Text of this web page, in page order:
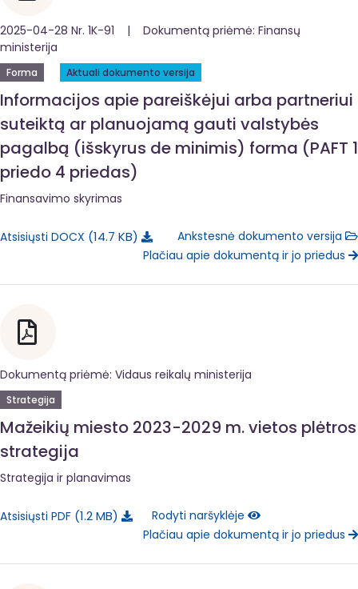
2025-04-28 Nr. 1K-91 | Dokumentą priėmė: Finansų
ministerija
Forma Aktuali dokumento versija
Informacijos apie pareiškėjui arba partneriui
suteiktą ar planuojamą gauti valstybės
pagalbą (išskyrus de minimis) forma (PAFT 1
priedo 4 priedas)
Finansavimo skyrimas
Atsisiųsti DOCX 14.7 KB
Ankstesnė dokumento versija
Plačiau apie dokumentą ir jo priedus
Dokumentą priėmė: Vidaus reikalų ministerija
Strategija
Mažeikių miesto 2023-2029 m. vietos plėtros
strategija
Strategija ir planavimas
Atsisiųsti PDF 1.2 MB
Rodyti naršyklėje
Plačiau apie dokumentą ir jo priedus